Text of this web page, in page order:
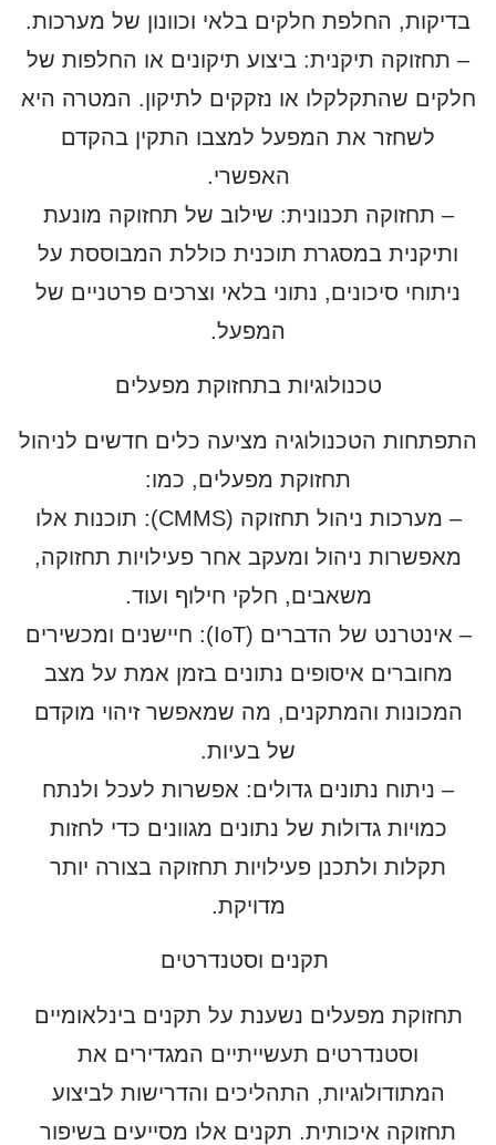
בדיקות, החלפת חלקים בלאי וכוונון של מערכות.
– תחזוקה תיקנית: ביצוע תיקונים או החלפות של
חלקים שהתקלקלו או נזקקים לתיקון. המטרה היא
לשחזר את המפעל למצבו התקין בהקדם
האפשרי.
– תחזוקה תכנונית: שילוב של תחזוקה מונעת
ותיקנית במסגרת תוכנית כוללת המבוססת על
ניתוחי סיכונים, נתוני בלאי וצרכים פרטניים של
המפעל.
טכנולוגיות בתחזוקת מפעלים
התפתחות הטכנולוגיה מציעה כלים חדשים לניהול
תחזוקת מפעלים, כמו:
– מערכות ניהול תחזוקה (CMMS): תוכנות אלו
מאפשרות ניהול ומעקב אחר פעילויות תחזוקה,
משאבים, חלקי חילוף ועוד.
– אינטרנט של הדברים (IoT): חיישנים ומכשירים
מחוברים איסופים נתונים בזמן אמת על מצב
המכונות והמתקנים, מה שמאפשר זיהוי מוקדם
של בעיות.
– ניתוח נתונים גדולים: אפשרות לעכל ולנתח
כמויות גדולות של נתונים מגוונים כדי לחזות
תקלות ולתכנן פעילויות תחזוקה בצורה יותר
מדויקת.
תקנים וסטנדרטים
תחזוקת מפעלים נשענת על תקנים בינלאומיים
וסטנדרטים תעשייתיים המגדירים את
המתודולוגיות, התהליכים והדרישות לביצוע
תחזוקה איכותית. תקנים אלו מסייעים בשיפור